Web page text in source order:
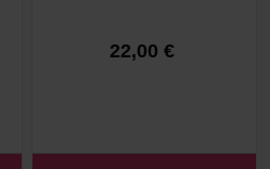
22,00 €